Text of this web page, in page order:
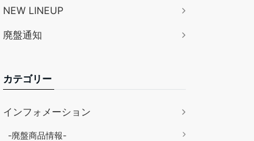
NEW LINEUP
廃盤通知
カテゴリー
インフォメーション
-廃盤商品情報-